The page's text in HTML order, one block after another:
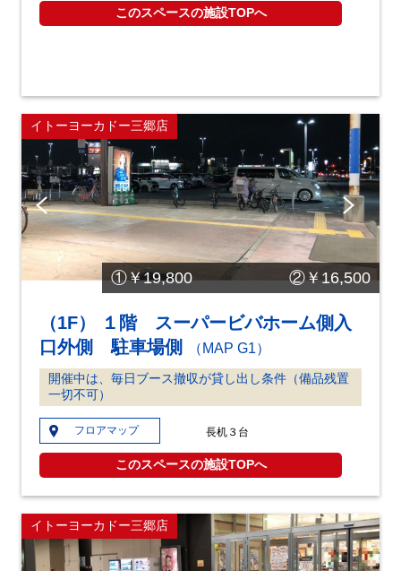
このスペースの施設TOPへ
イトーヨーカドー三郷店
①￥19,800 ②￥16,500
Pre
vio
us
Ne
xt
（1F） １階 スーパービバホーム側入
口外側 駐車場側
（MAP G1）
開催中は、毎日ブース撤収が貸し出し条件（備品残置
一切不可）
フロアマップ 長机３台
このスペースの施設TOPへ
イトーヨーカドー三郷店